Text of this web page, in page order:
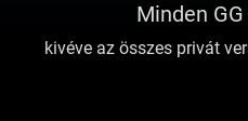
Minden
kivéve az összes privát